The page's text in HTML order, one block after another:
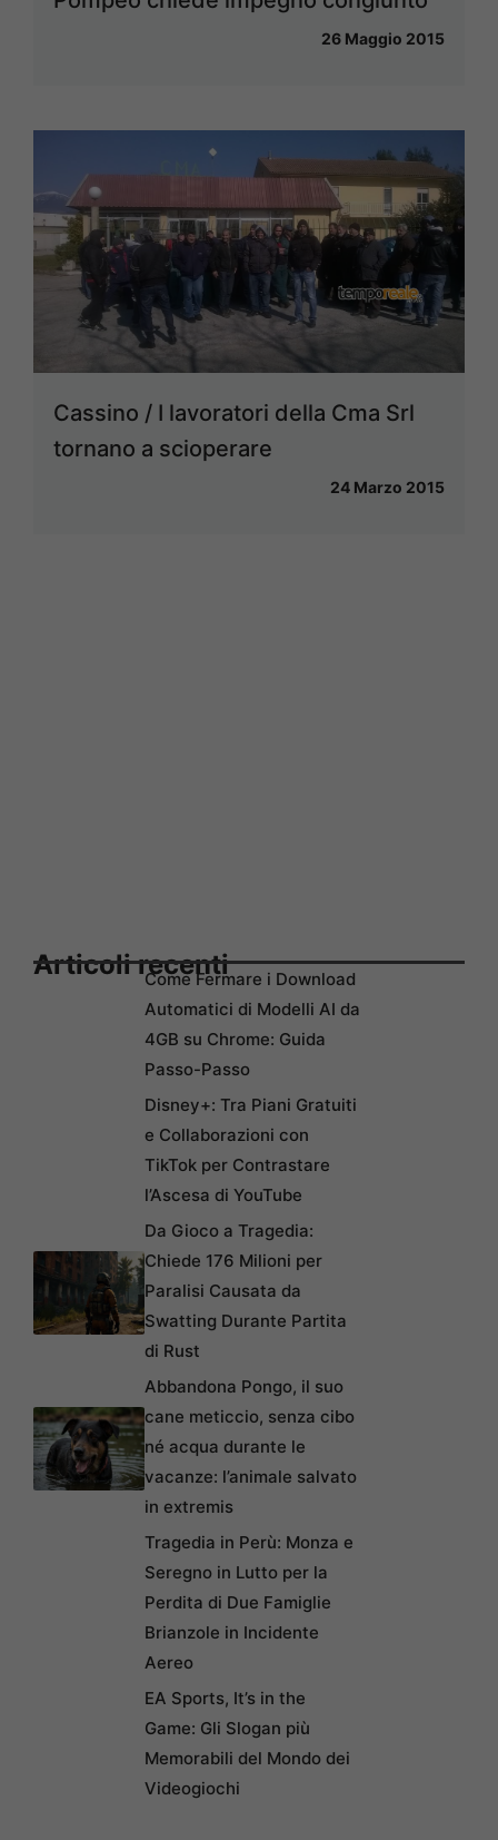
26 Maggio 2015
Cassino / I lavoratori della Cma Srl
tornano a scioperare
24 Marzo 2015
Articoli recentiCome Fermare i Download
Automatici di Modelli AI da
4GB su Chrome: Guida
Passo-Passo
Disney+: Tra Piani Gratuiti
e Collaborazioni con
TikTok per Contrastare
l’Ascesa di YouTube
Da Gioco a Tragedia:
Chiede 176 Milioni per
Paralisi Causata da
Swatting Durante Partita
di Rust
Abbandona Pongo, il suo
cane meticcio, senza cibo
né acqua durante le
vacanze: l’animale salvato
in extremis
Tragedia in Perù: Monza e
Seregno in Lutto per la
Perdita di Due Famiglie
Brianzole in Incidente
Aereo
EA Sports, It’s in the
Game: Gli Slogan più
Memorabili del Mondo dei
Videogiochi